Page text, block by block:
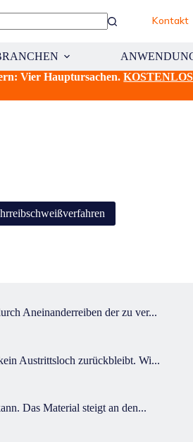
Kontakt
Vier Hauptursachen.
Aneinanderreiben der zu ver...
Austrittsloch zurückbleibt. Wi...
Das Material steigt an den...